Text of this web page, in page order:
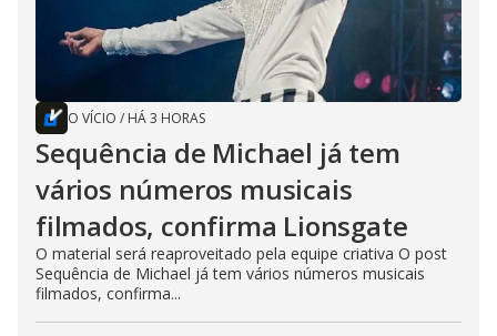
O VÍCIO / HÁ 3 HORAS
Sequência de Michael já tem
vários números musicais
filmados, confirma Lionsgate
O material será reaproveitado pela equipe criativa O post
Sequência de Michael já tem vários números musicais
filmados, confirma...